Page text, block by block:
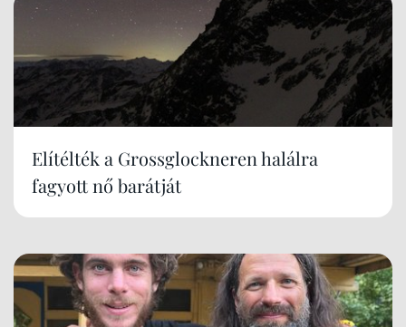
Elítélték a Grossglockneren halálra
fagyott nő barátját